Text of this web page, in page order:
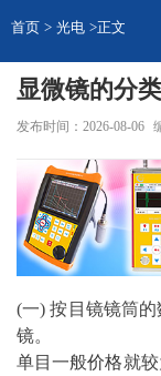
首页 > 光电 >正文
显微镜的分
发布时间：2026-08-06
(一) 按目镜镜筒
镜。
单目一般价格就